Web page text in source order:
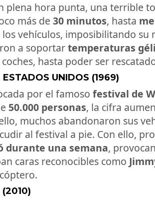
plena hora punta, una terrible
más de 30 minutos, hasta
los vehículos, imposibilitando su
a soportartemperaturas
hasta poder ser
UNIDOS (1969)
por el famoso festival de
50.000 personas, la cifra
muchos abandonaron sus
al festival a pie. Con ello,
durante una semana,
caras reconocibles como
(2010)